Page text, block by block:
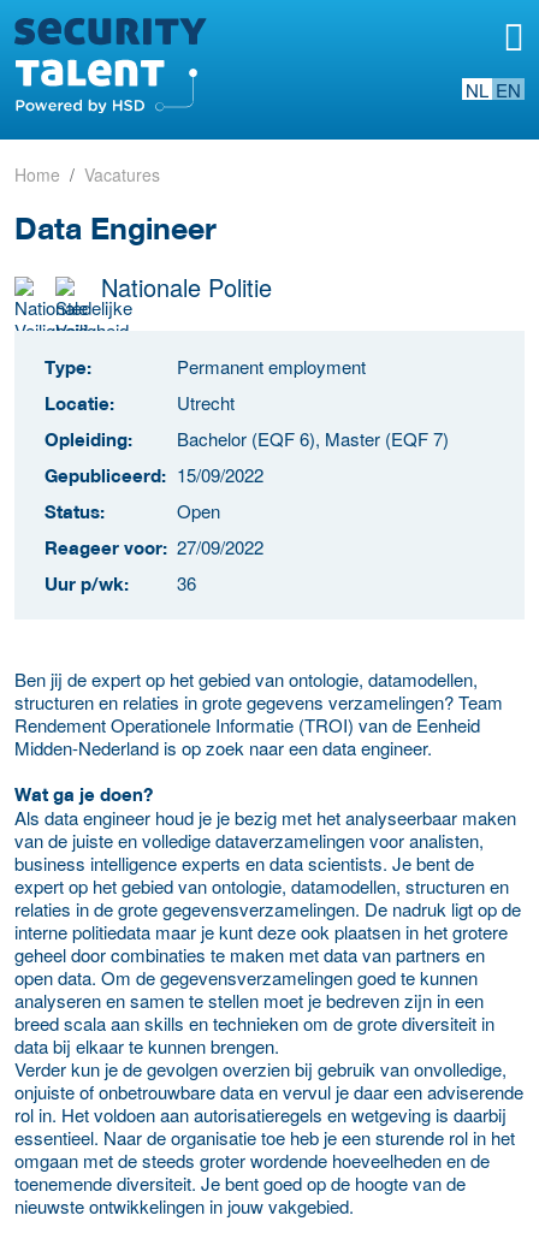
NL EN
Home Vacatures
Data Engineer
Nationale Politie
Type: Permanent employment
Locatie: Utrecht
Opleiding: Bachelor (EQF 6), Master (EQF 7)
Gepubliceerd: 15/09/2022
Status: Open
Reageer voor: 27/09/2022
Uur p/wk: 36
Ben jij de expert op het gebied van ontologie, datamodellen,
structuren en relaties in grote gegevens verzamelingen? Team
Rendement Operationele Informatie (TROI) van de Eenheid
Midden-Nederland is op zoek naar een data engineer.
Wat ga je doen?
Als data engineer houd je je bezig met het analyseerbaar maken
van de juiste en volledige dataverzamelingen voor analisten,
business intelligence experts en data scientists. Je bent de
expert op het gebied van ontologie, datamodellen, structuren en
relaties in de grote gegevensverzamelingen. De nadruk ligt op de
interne politiedata maar je kunt deze ook plaatsen in het grotere
geheel door combinaties te maken met data van partners en
open data. Om de gegevensverzamelingen goed te kunnen
analyseren en samen te stellen moet je bedreven zijn in een
breed scala aan skills en technieken om de grote diversiteit in
data bij elkaar te kunnen brengen.
Verder kun je de gevolgen overzien bij gebruik van onvolledige,
onjuiste of onbetrouwbare data en vervul je daar een adviserende
rol in. Het voldoen aan autorisatieregels en wetgeving is daarbij
essentieel. Naar de organisatie toe heb je een sturende rol in het
omgaan met de steeds groter wordende hoeveelheden en de
toenemende diversiteit. Je bent goed op de hoogte van de
nieuwste ontwikkelingen in jouw vakgebied.